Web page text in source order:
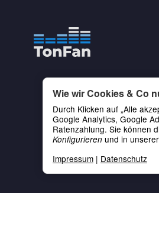
Wie wir Cookies & Co
Durch Klicken auf „Alle
Google Analytics, Google
Ratenzahlung. Sie können
Konfigurieren und in unserer
Impressum | Datenschutz